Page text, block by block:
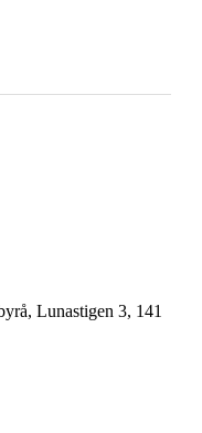
Lunastigen 3, 141